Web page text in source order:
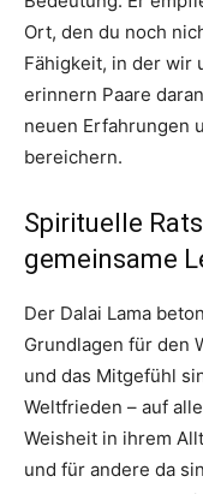
Ort, den du noch
Fähigkeit, in der wir
erinnern Paare
neuen Erfahrungen
bereichern.
Spirituelle
gemeinsame
Der Dalai Lama
Grundlagen für den
und das Mitgefühl
Weltfrieden – auf
Weisheit in ihrem
und für andere da